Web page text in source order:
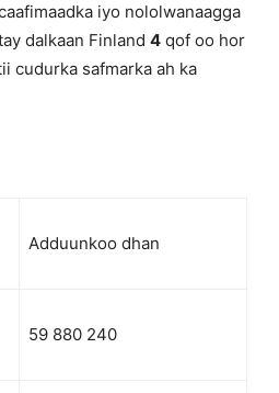
iyo nololwanaagga
dalkaan Finland 4 qof oo hor
cudurka safmarka ah ka
Adduunkoo dhan
59 880 240